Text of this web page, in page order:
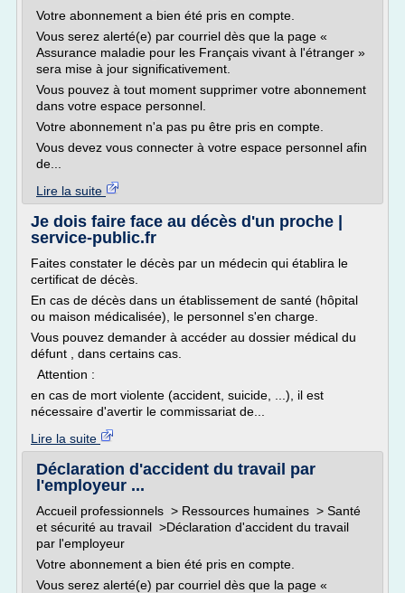
Votre abonnement a bien été pris en compte.
Vous serez alerté(e) par courriel dès que la page «
Assurance maladie pour les Français vivant à l'étranger »
sera mise à jour significativement.
Vous pouvez à tout moment supprimer votre abonnement
dans votre espace personnel.
Votre abonnement n'a pas pu être pris en compte.
Vous devez vous connecter à votre espace personnel afin
de...
Lire la suite
Je dois faire face au décès d'un proche |
service-public.fr
Faites constater le décès par un médecin qui établira le
certificat de décès.
En cas de décès dans un établissement de santé (hôpital
ou maison médicalisée), le personnel s'en charge.
Vous pouvez demander à accéder au dossier médical du
défunt , dans certains cas.
Attention :
en cas de mort violente (accident, suicide, ...), il est
nécessaire d'avertir le commissariat de...
Lire la suite
Déclaration d'accident du travail par
l'employeur ...
Accueil professionnels > Ressources humaines > Santé
et sécurité au travail >Déclaration d'accident du travail
par l'employeur
Votre abonnement a bien été pris en compte.
Vous serez alerté(e) par courriel dès que la page «